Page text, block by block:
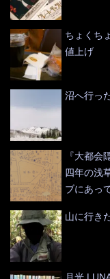
ちょくち
値上げ
沼へ行っ
『大都
四年の浅
ブにあっ
山に行き